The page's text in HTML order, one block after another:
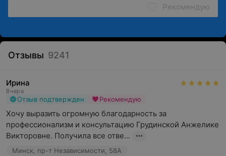
Рекомендую
Отзывы 9241
Ирина
Вчера
Отзыв подтвержден Рекомендую
Хочу выразить огромную благодарность за
профессионализм и консультацию Грудинской Анжелике
Викторовне. Получила все отве...
Минск, пр-т Независимости, 58А